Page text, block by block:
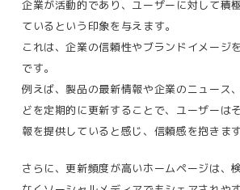
企業が活動的であり、ユーザーに対して積
ているという印象を与えます。
これは、企業の信頼性やブランドイメージ
です。
例えば、製品の最新情報や企業のニュース
どを定期的に更新することで、ユーザーは
報を提供していると感じ、信頼感を抱きます
さらに、更新頻度が高いホームページは、